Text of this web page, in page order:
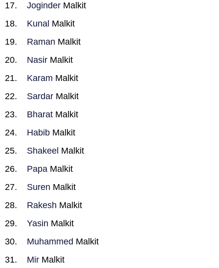
Joginder Malkit
Kunal Malkit
Raman Malkit
Nasir Malkit
Karam Malkit
Sardar Malkit
Bharat Malkit
Habib Malkit
Shakeel Malkit
Papa Malkit
Suren Malkit
Rakesh Malkit
Yasin Malkit
Muhammed Malkit
Mir Malkit